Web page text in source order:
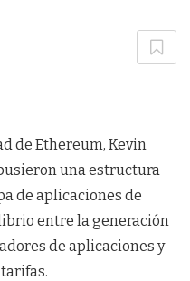
de Ethereum, Kevin
una estructura
de aplicaciones de
entre la generación
de aplicaciones y